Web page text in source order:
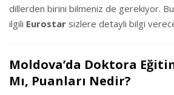
dillerden birini bilmeniz de gerekiyor.
ilgili Eurostar sizlere detaylı bilgi
Moldova’da Doktora
Mı, Puanları Nedir?